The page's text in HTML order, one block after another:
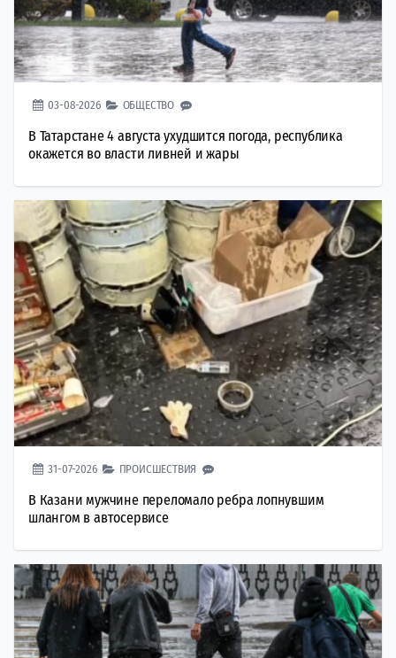
03-08-2026 ОБЩЕСТВО
В Татарстане 4 августа ухудшится погода, республика
окажется во власти ливней и жары
31-07-2026 ПРОИСШЕСТВИЯ
В Казани мужчине переломало ребра лопнувшим
шлангом в автосервисе